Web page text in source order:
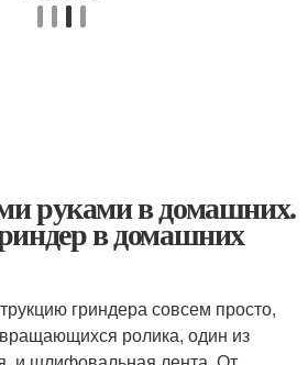
руками в домашних.
в домашних
гриндера совсем просто,
вращающихся ролика, один из